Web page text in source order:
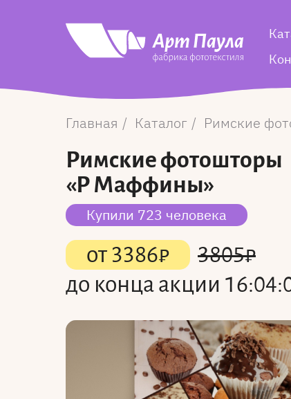
Главная Каталог Римские
Римские фотошторы
«Р Маффины»
Купили 723 человека
от 3386₽ 3805₽
до конца акции